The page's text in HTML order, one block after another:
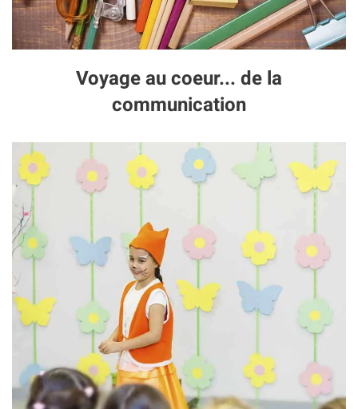
Voyage au coeur... de la
communication